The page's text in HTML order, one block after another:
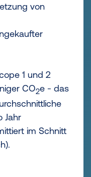
von
1 und 2
CO2e - das
Jahr
im Schnitt